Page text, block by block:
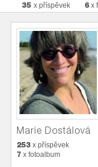
35 x příspěvek 6 x
Marie Dostálová
253 x příspěvek
7 x fotoalbum